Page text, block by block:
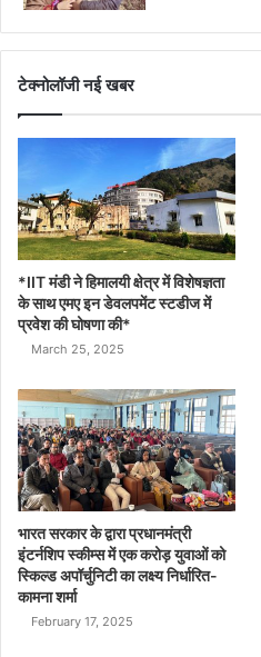
टेक्नोलॉजी नई खबर
*IIT मंडी ने हिमालयी क्षेत्र में विशेषज्ञता
के साथ एमए इन डेवलपमेंट स्टडीज में
प्रवेश की घोषणा की*
March 25, 2025
भारत सरकार के द्वारा प्रधानमंत्री
इंटर्नशिप स्कीम्स में एक करोड़ युवाओं को
स्किल्ड अपॉर्चुनिटी का लक्ष्य निर्धारित-
कामना शर्मा
February 17, 2025